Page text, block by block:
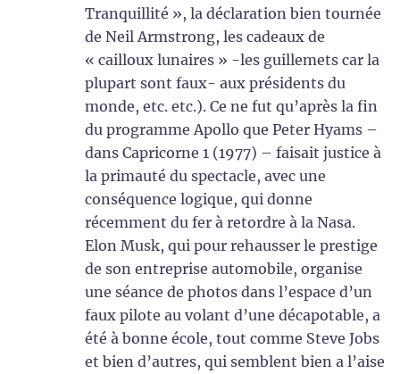
Tranquillité », la déclaration bien tournée
de Neil Armstrong, les cadeaux de
« cailloux lunaires » -les guillemets car la
plupart sont faux- aux présidents du
monde, etc. etc.). Ce ne fut qu’après la fin
du programme Apollo que Peter Hyams –
dans Capricorne 1 (1977) – faisait justice à
la primauté du spectacle, avec une
conséquence logique, qui donne
récemment du fer à retordre à la Nasa.
Elon Musk, qui pour rehausser le prestige
de son entreprise automobile, organise
une séance de photos dans l’espace d’un
faux pilote au volant d’une décapotable, a
été à bonne école, tout comme Steve Jobs
et bien d’autres, qui semblent bien a l’aise